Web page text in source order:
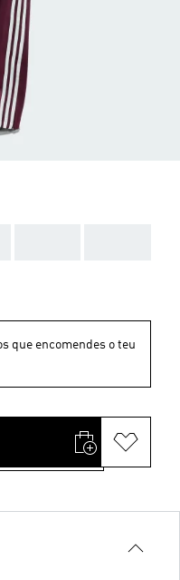
que encomendes o teu